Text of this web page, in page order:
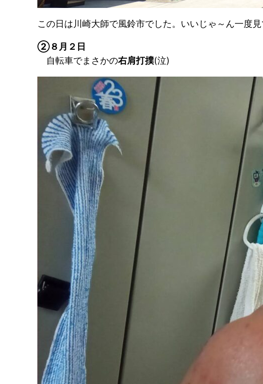
この日は川崎大師で風鈴市でした。いいじゃ～ん一度
②８月２日
自転車でまさかの右肩打撲(泣)